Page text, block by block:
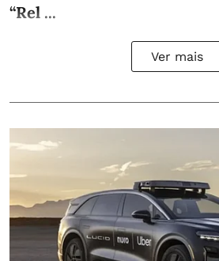
“Rel ...
Ver mais